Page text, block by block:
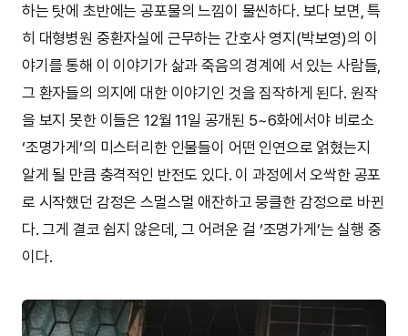
하는 탓에 초반에는 공포물의 느낌이 물씬하다. 보다 보면, 특
히 대형병원 중환자실에 근무하는 간호사 영지(박보영)의 이
야기를 통해 이 이야기가 삶과 죽음의 경계에 서 있는 사람들,
그 환자들의 의지에 대한 이야기인 것을 짐작하게 된다. 원작
을 보지 못한 이들은 12월 11일 공개된 5~6화에서야 비로소
‘조명가게’의 미스터리한 인물들이 어떤 인연으로 얽혔는지
알게 될 만큼 충격적인 반전도 있다. 이 과정에서 오싹한 공포
로 시작했던 감정은 스멀스멀 애잔하고 뭉클한 감정으로 바뀐
다. 그게 결코 쉽지 않은데, 그 어려운 걸 ‘조명가게’는 실행 중
이다.